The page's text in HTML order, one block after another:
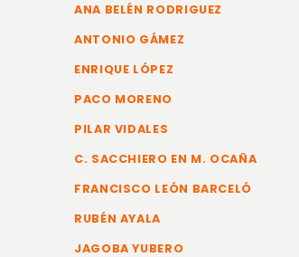
ANA BELÉN RODRIGUEZ
ANTONIO GÁMEZ
ENRIQUE LÓPEZ
PACO MORENO
PILAR VIDALES
C. SACCHIERO EN M. OCAÑA
FRANCISCO LEÓN BARCELÓ
RUBÉN AYALA
JAGOBA YUBERO